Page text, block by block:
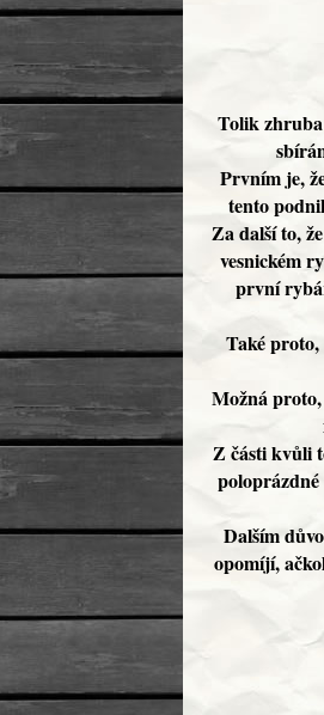
Tolik
Prvním je,
tento
Za další to,
vesnickém
první
Také proto,
Možná
Z části kvůli
Dalším
opomíjí,